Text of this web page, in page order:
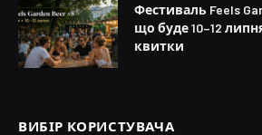
Фестиваль Feels
що буде 10–12
квитки
ВИБІР КОРИСТУВАЧА